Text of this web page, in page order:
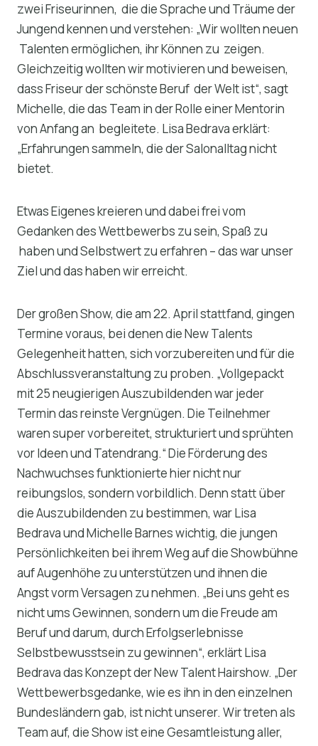
zwei Friseurinnen, die die Sprache und Träume der
Jungend kennen und verstehen: „Wir wollten neuen
Talenten ermöglichen, ihr Können zu zeigen.
Gleichzeitig wollten wir motivieren und beweisen,
dass Friseur der schönste Beruf der Welt ist“, sagt
Michelle, die das Team in der Rolle einer Mentorin
von Anfang an begleitete. Lisa Bedrava erklärt:
„Erfahrungen sammeln, die der Salonalltag nicht
bietet.
Etwas Eigenes kreieren und dabei frei vom
Gedanken des Wettbewerbs zu sein, Spaß zu
haben und Selbstwert zu erfahren – das war unser
Ziel und das haben wir erreicht.
Der großen Show, die am 22. April stattfand, gingen
Termine voraus, bei denen die New Talents
Gelegenheit hatten, sich vorzubereiten und für die
Abschlussveranstaltung zu proben. „Vollgepackt
mit 25 neugierigen Auszubildenden war jeder
Termin das reinste Vergnügen. Die Teilnehmer
waren super vorbereitet, strukturiert und sprühten
vor Ideen und Tatendrang.“ Die Förderung des
Nachwuchses funktionierte hier nicht nur
reibungslos, sondern vorbildlich. Denn statt über
die Auszubildenden zu bestimmen, war Lisa
Bedrava und Michelle Barnes wichtig, die jungen
Persönlichkeiten bei ihrem Weg auf die Showbühne
auf Augenhöhe zu unterstützen und ihnen die
Angst vorm Versagen zu nehmen. „Bei uns geht es
nicht ums Gewinnen, sondern um die Freude am
Beruf und darum, durch Erfolgserlebnisse
Selbstbewusstsein zu gewinnen“, erklärt Lisa
Bedrava das Konzept der New Talent Hairshow. „Der
Wettbewerbsgedanke, wie es ihn in den einzelnen
Bundesländern gab, ist nicht unserer. Wir treten als
Team auf, die Show ist eine Gesamtleistung aller,